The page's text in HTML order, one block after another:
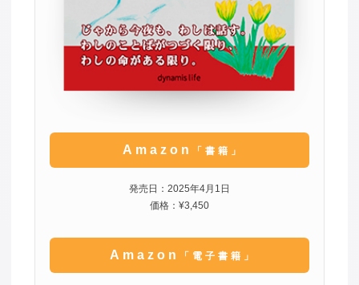
Amazon 「書籍」
発売日：2025年4月1日
価格：¥3,450
Amazon 「電子書籍」